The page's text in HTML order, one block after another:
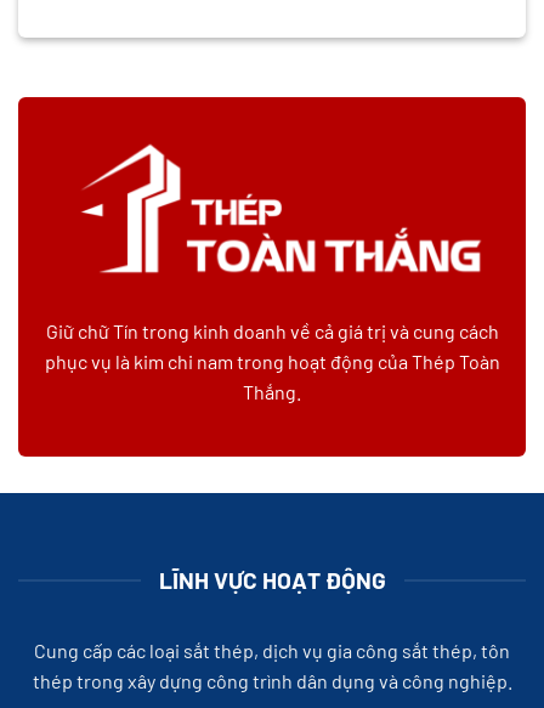
Giữ chữ Tín trong kinh doanh về cả giá trị và cung cách
phục vụ là kim chi nam trong hoạt động của Thép Toàn
Thắng.
LĨNH VỰC HOẠT ĐỘNG
Cung cấp các loại sắt thép, dịch vụ gia công sắt thép, tôn
thép trong xây dựng công trình dân dụng và công nghiệp.